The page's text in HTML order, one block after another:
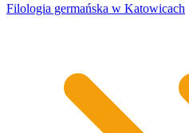
​Filologia germańska w Katowicach